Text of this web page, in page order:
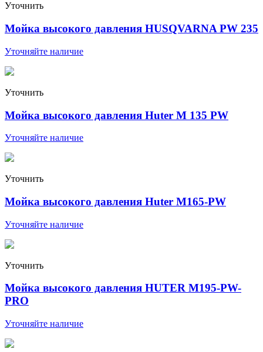
Уточнить
Мойка высокого давления HUSQVARNA PW 235
Уточняйте наличие
Уточнить
Мойка высокого давления Huter М 135 РW
Уточняйте наличие
Уточнить
Мойка высокого давления Huter М165-PW
Уточняйте наличие
Уточнить
Мойка высокого давления HUTER М195-PW-
PRO
Уточняйте наличие